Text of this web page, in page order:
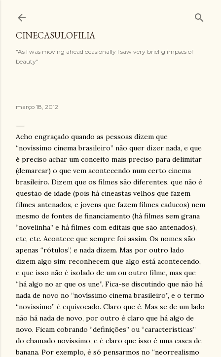
CINECASULOFILIA
"As I was moving ahead ocasionally I saw very brief glimpses of
beauty"
março 18, 2012
Acho engraçado quando as pessoas dizem que
“novíssimo cinema brasileiro” não quer dizer nada, e que
é preciso achar um conceito mais preciso para delimitar
(demarcar) o que vem acontecendo num certo cinema
brasileiro. Dizem que os filmes são diferentes, que não é
questão de idade (pois há cineastas velhos que fazem
filmes antenados, e jovens que fazem filmes caducos) nem
mesmo de fontes de financiamento (há filmes sem grana
“novelinha” e há filmes com editais que são antenados),
etc, etc. Acontece que sempre foi assim. Os nomes são
apenas “rótulos”, e nada dizem. Mas por outro lado
dizem algo sim: reconhecem que algo está acontecendo,
e que isso não é isolado de um ou outro filme, mas que
“há algo no ar que os une”. Fica-se discutindo que não há
nada de novo no “novíssimo cinema brasileiro”, e o termo
“novíssimo” é equivocado. Claro que é. Mas se de um lado
não há nada de novo, por outro é claro que há algo de
novo. Ficam cobrando “definições” ou “características”
do chamado novíssimo, e é claro que isso é uma casca de
banana. Por exemplo, é só pensarmos no “neorrealismo